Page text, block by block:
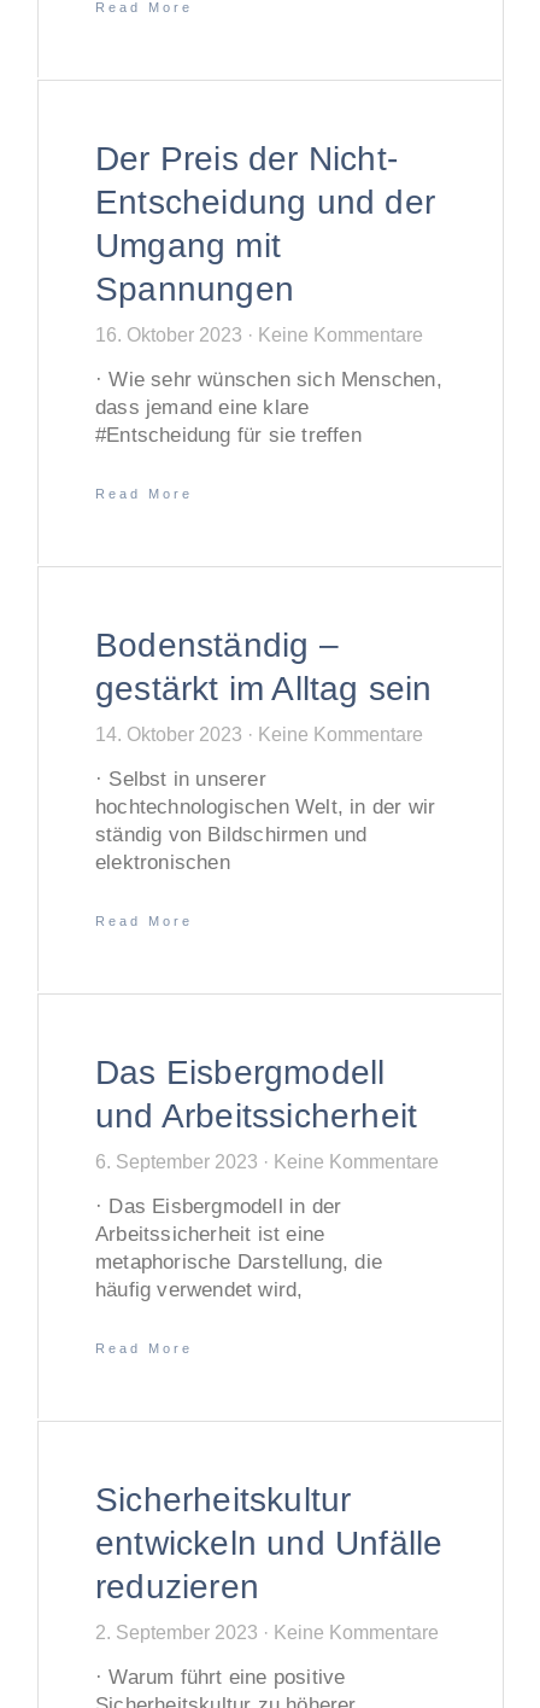
Read More
Der Preis der Nicht-
Entscheidung und der
Umgang mit
Spannungen
16. Oktober 2023 Keine Kommentare
· Wie sehr wünschen sich Menschen,
dass jemand eine klare
#Entscheidung für sie treffen
Read More
Bodenständig –
gestärkt im Alltag sein
14. Oktober 2023 Keine Kommentare
· Selbst in unserer
hochtechnologischen Welt, in der wir
ständig von Bildschirmen und
elektronischen
Read More
Das Eisbergmodell
und Arbeitssicherheit
6. September 2023 Keine Kommentare
· Das Eisbergmodell in der
Arbeitssicherheit ist eine
metaphorische Darstellung, die
häufig verwendet wird,
Read More
Sicherheitskultur
entwickeln und Unfälle
reduzieren
2. September 2023 Keine Kommentare
· Warum führt eine positive